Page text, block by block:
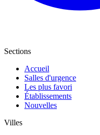
Sections
Accueil
Salles d'urgence
Les plus favori
Établissements
Nouvelles
Villes